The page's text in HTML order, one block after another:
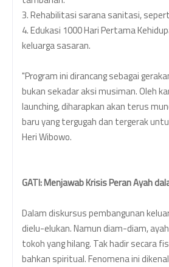
3. Rehabilitasi sarana sanitasi,
4. Edukasi 1000 Hari Pertama
keluarga sasaran.
"Program ini dirancang sebagai
bukan sekadar aksi musiman. Oleh
launching, diharapkan akan terus
baru yang tergugah dan tergerak
Heri Wibowo.
GATI: Menjawab Krisis Peran Ayah
Dalam diskursus pembangunan
dielu-elukan. Namun diam-diam,
tokoh yang hilang. Tak hadir secara
bahkan spiritual. Fenomena ini